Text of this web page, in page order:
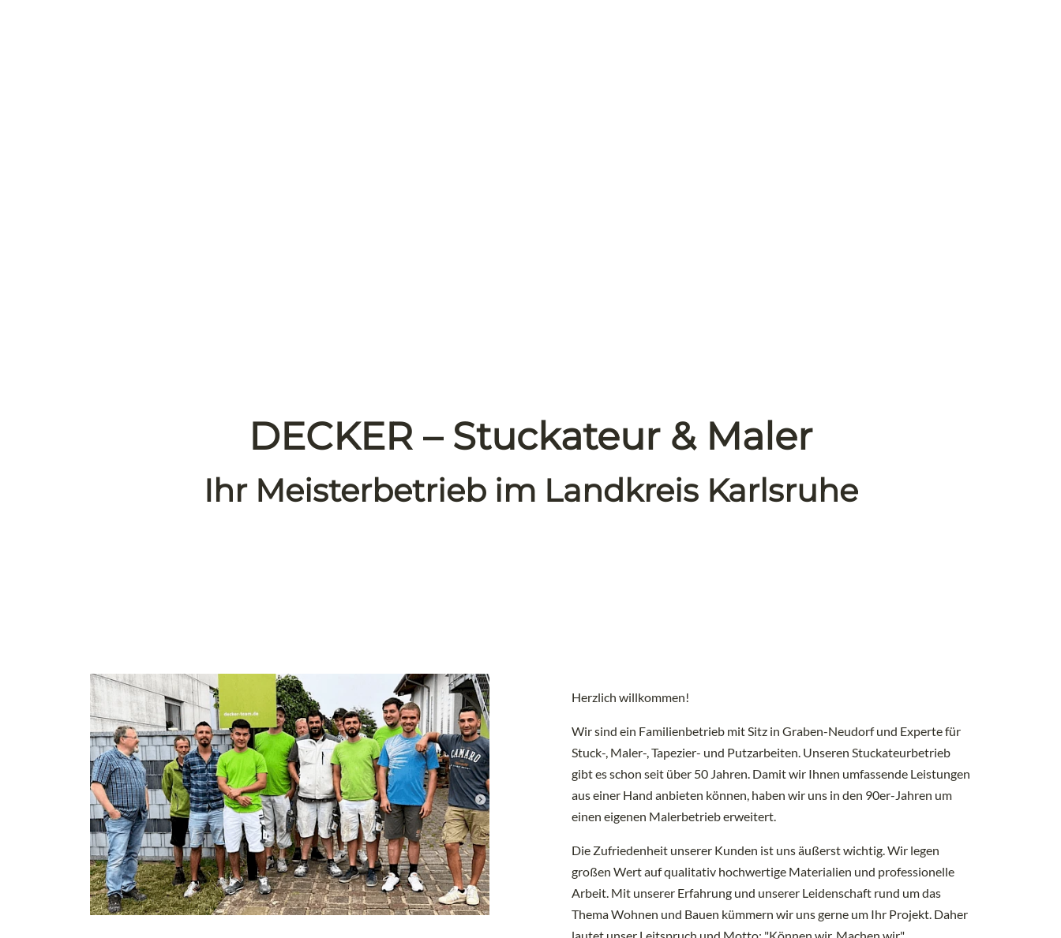
DECKER – Stuckateur & Maler
Ihr Meisterbetrieb im Landkreis Karlsruhe
Herzlich willkommen!
Wir sind ein Familienbetrieb mit Sitz in Graben-Neudorf und Experte für
Stuck-, Maler-, Tapezier- und Putzarbeiten. Unseren Stuckateurbetrieb
gibt es schon seit über 50 Jahren. Damit wir Ihnen umfassende Leistungen
aus einer Hand anbieten können, haben wir uns in den 90er-Jahren um
einen eigenen Malerbetrieb erweitert.
Die Zufriedenheit unserer Kunden ist uns äußerst wichtig. Wir legen
großen Wert auf qualitativ hochwertige Materialien und professionelle
Arbeit. Mit unserer Erfahrung und unserer Leidenschaft rund um das
Thema Wohnen und Bauen kümmern wir uns gerne um Ihr Projekt. Daher